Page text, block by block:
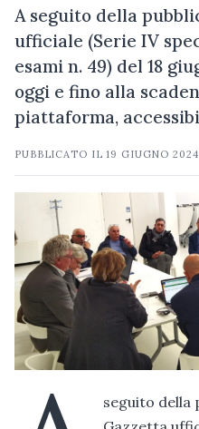
A seguito della
ufficiale (Serie IV
esami n. 49) del 18
oggi e fino alla
piattaforma,
PUBBLICATO IL19 GIUGNO 2024
seguito della